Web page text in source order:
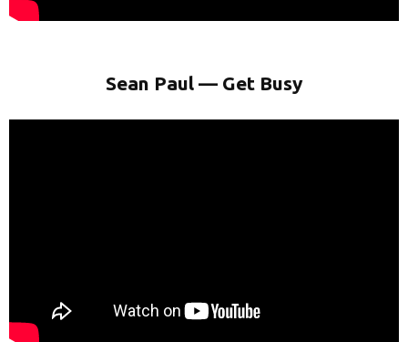
Sean Paul — Get Busy